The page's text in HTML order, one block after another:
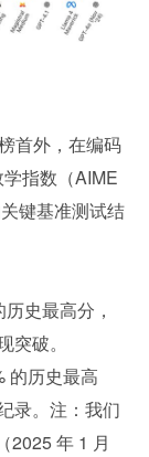
首外，在编码
指数（AIME
键基准测试结
史最高分，
破。
的历史最高
录。注：我们
2025 年 1 月